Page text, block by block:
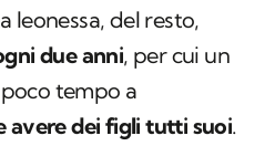
leonessa, del resto,
due anni, per cui un
tempo a
avere dei figli tutti suoi.